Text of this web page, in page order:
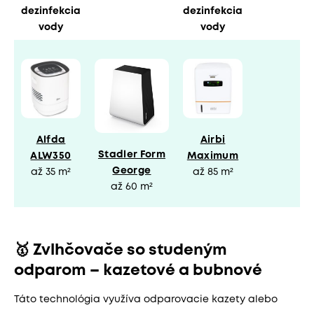
dezinfekcia
vody
dezinfekcia
vody
Alfda
ALW350
až 35 m²
Stadler Form
George
až 60 m²
Airbi
Maximum
až 85 m²
🥇 Zvlhčovače so studeným
odparom – kazetové a bubnové
Táto technológia využíva odparovacie kazety alebo